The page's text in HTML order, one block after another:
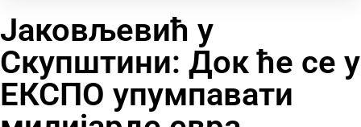
Јаковљевић у
Скупштини: Док ће се у
ЕКСПО упумпавати